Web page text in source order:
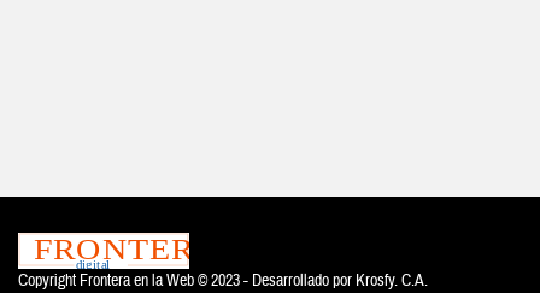
Copyright Frontera en la Web © 2023 - Desarrollado por Krosfy. C.A.